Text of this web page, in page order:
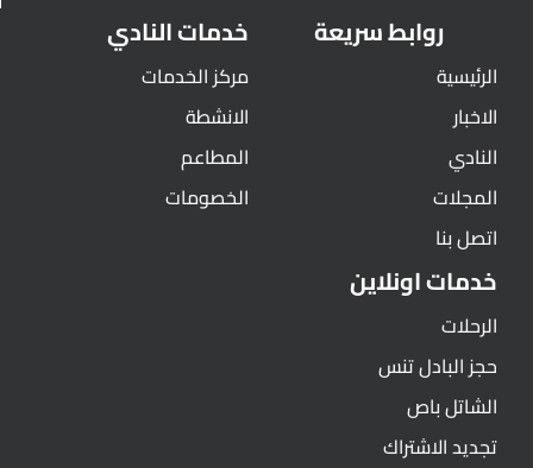
روابط سريعة
الرئيسية
الاخبار
النادي
المجلات
اتصل بنا
خدمات النادي
مركز الخدمات
الانشطة
المطاعم
الخصومات
خدمات اونلاين
الرحلات
حجز البادل تنس
الشاتل باص
تجديد الاشتراك